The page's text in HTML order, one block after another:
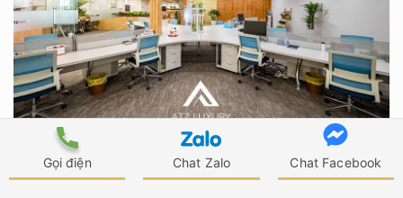
Gọi điện Chat Zalo Chat Facebook
Khu vực làm việc của nhân viên